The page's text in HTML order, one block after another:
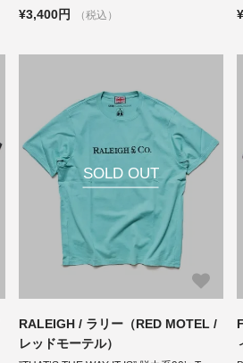
¥3,400円 （税込）
SOLD OUT
RALEIGH / ラリー（RED MOTEL /
レッドモーテル）